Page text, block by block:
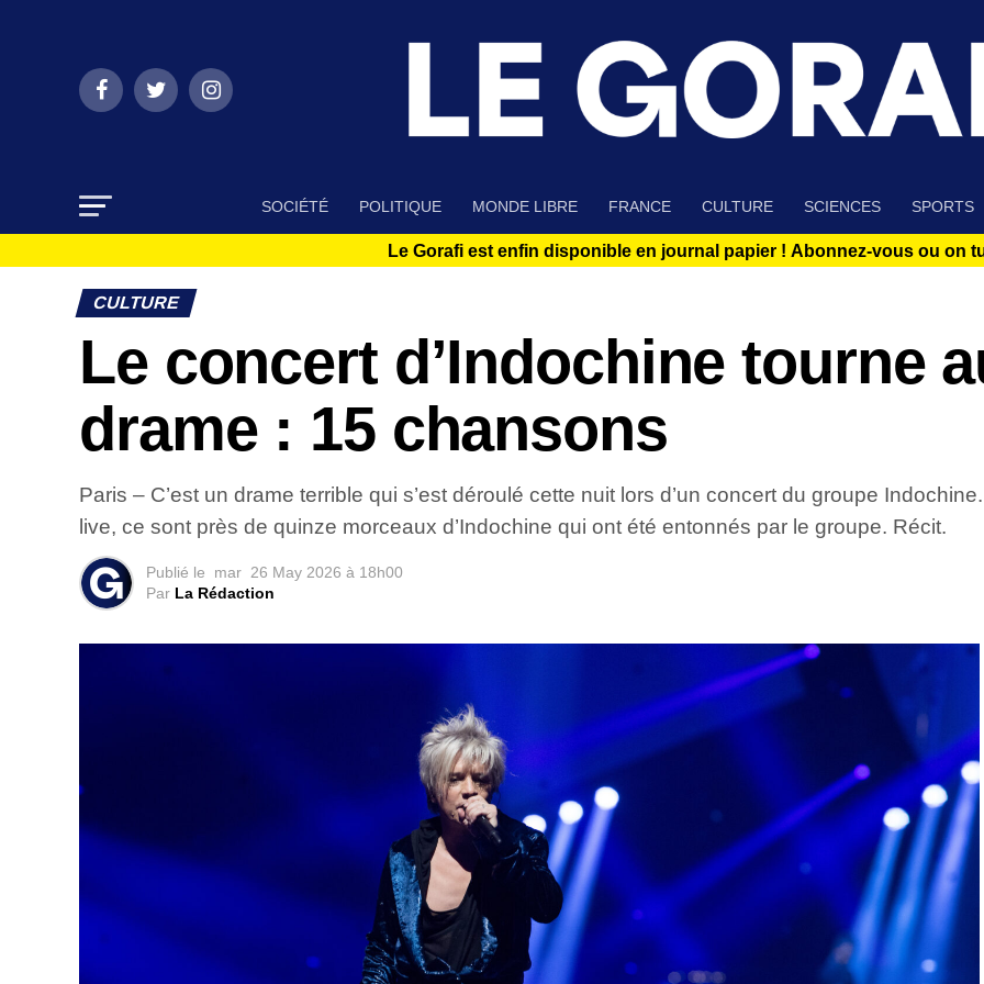
SOCIÉTÉ POLITIQUE MONDE LIBRE FRANCE CULTURE SCIENCES SPORTS
Le Gorafi est enfin disponible en journal papier ! Abonnez-vous ou on
CULTURE
Le concert d’Indochine tourne
drame : 15 chansons
Paris – C’est un drame terrible qui s’est déroulé cette nuit lors d’un concert du groupe
live, ce sont près de quinze morceaux d’Indochine qui ont été entonnés par le groupe. Récit.
Publié le mar 26 May 2026 à 18h00
Par La Rédaction